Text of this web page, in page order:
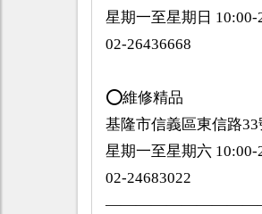
星期一至星期日 10:00-
02-26436668
⭕️維修精品
基隆市信義區東信路33
星期一至星期六 10:00-
02-24683022